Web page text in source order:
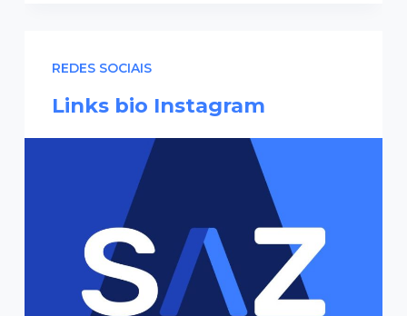
REDES SOCIAIS
Links bio Instagram